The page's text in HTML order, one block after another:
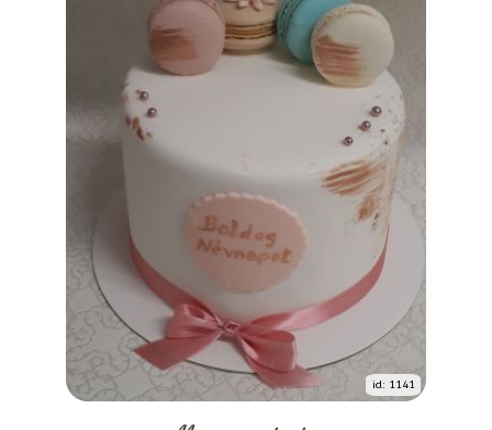
id: 1141